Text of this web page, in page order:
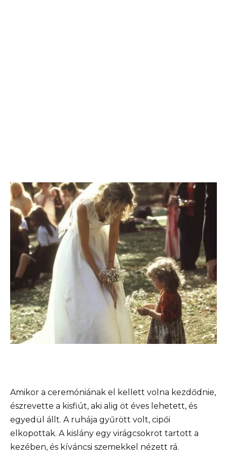
Amikor a ceremóniának el kellett volna kezdődnie,
észrevette a kisfiút, aki alig öt éves lehetett, és
egyedül állt. A ruhája gyűrött volt, cipői
elkopottak. A kislány egy virágcsokrot tartott a
kezében, és kíváncsi szemekkel nézett rá.